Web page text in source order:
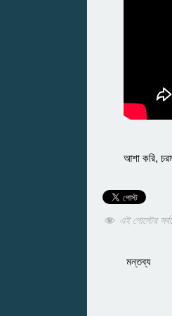
আশা করি,
এই পোস্টের
মন্তব্য